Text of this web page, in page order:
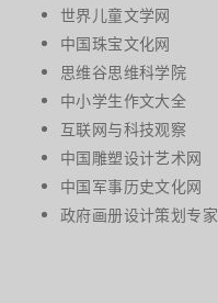
世界儿童文学网
中国珠宝文化网
思维谷思维科学院
中小学生作文大全
互联网与科技观察
中国雕塑设计艺术网
中国军事历史文化网
政府画册设计策划专家